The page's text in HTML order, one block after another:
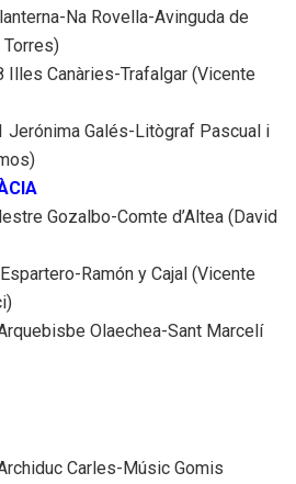
Na Rovella-Avinguda de
Torres)
Illes Canàries-Trafalgar (Vicente
Jerónima Galés-Litògraf Pascual i
Gozalbo-Comte d’Altea (David
Ramón y Cajal (Vicente
Olaechea-Sant Marcelí
Carles-Músic Gomis